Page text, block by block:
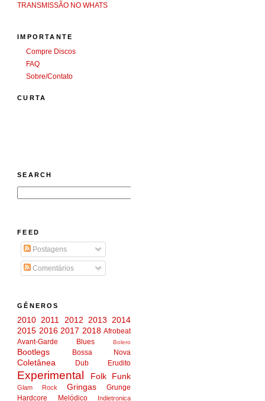
TRANSMISSÃO NO WHATS
IMPORTANTE
Compre Discos
FAQ
Sobre/Contato
CURTA
SEARCH
FEED
Postagens
Comentários
GÊNEROS
2010 2011 2012 2013 2014
2015 2016 2017 2018 Afrobeat
Avant-Garde
Blues Bolero
Bootlegs Bossa Nova
Coletânea Dub Erudito
Experimental Folk Funk
Glam Rock Gringas
Grunge
Hardcore Melódico
Indietronica